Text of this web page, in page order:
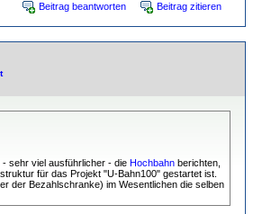
Beitrag beantworten Beitrag zitieren
- sehr viel ausführlicher - die Hochbahn berichten,
für das Projekt "U-Bahn100" gestartet ist.
der Bezahlschranke) im Wesentlichen die selben